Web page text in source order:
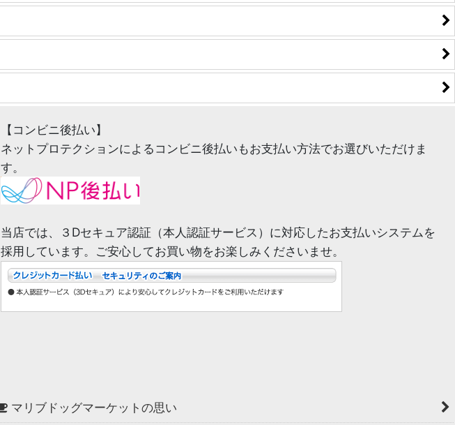
【コンビニ後払い】
ネットプロテクションによるコンビニ後払いもお支払い方法でお選びいただけま
す。
当店では、３Dセキュア認証（本人認証サービス）に対応したお支払いシステムを
採用しています。ご安心してお買い物をお楽しみくださいませ。
マリブドッグマーケットの思い